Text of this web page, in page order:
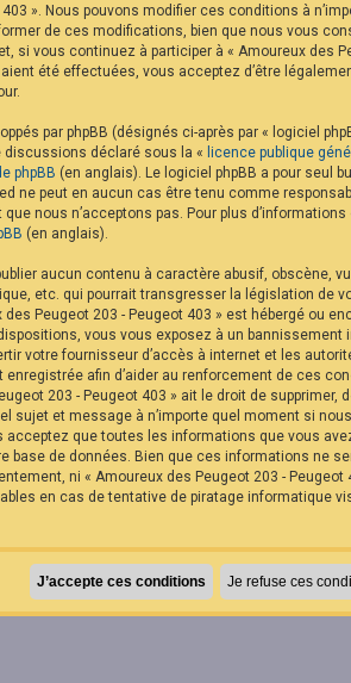
». Nous pouvons modifier ces conditions à
de ces modifications, bien que nous vous
si vous continuez à participer à « Amoureux des
été effectuées, vous acceptez d’être
par phpBB (désignés ci-après par « logiciel
discussions déclaré sous la « licence publique
phpBB (en anglais). Le logiciel phpBB a pour seul
ne peut en aucun cas être tenu comme
nous n’acceptons pas. Pour plus
(en anglais).
aucun contenu à caractère abusif, obscène,
etc. qui pourrait transgresser la législation de
des Peugeot 203 - Peugeot 403 » est hébergé ou
vous vous exposez à un
votre fournisseur d’accès à internet et les
afin d’aider au renforcement de ces
203 - Peugeot 403 » ait le droit de supprimer,
sujet et message à n’importe quel moment si
acceptez que toutes les informations que vous
base de données. Bien que ces informations ne
ni « Amoureux des Peugeot 203 - Peugeot
en cas de tentative de piratage informatique